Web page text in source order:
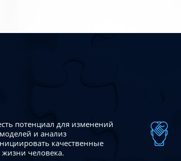
потенциал для изменений
и анализ
качественные
человека.